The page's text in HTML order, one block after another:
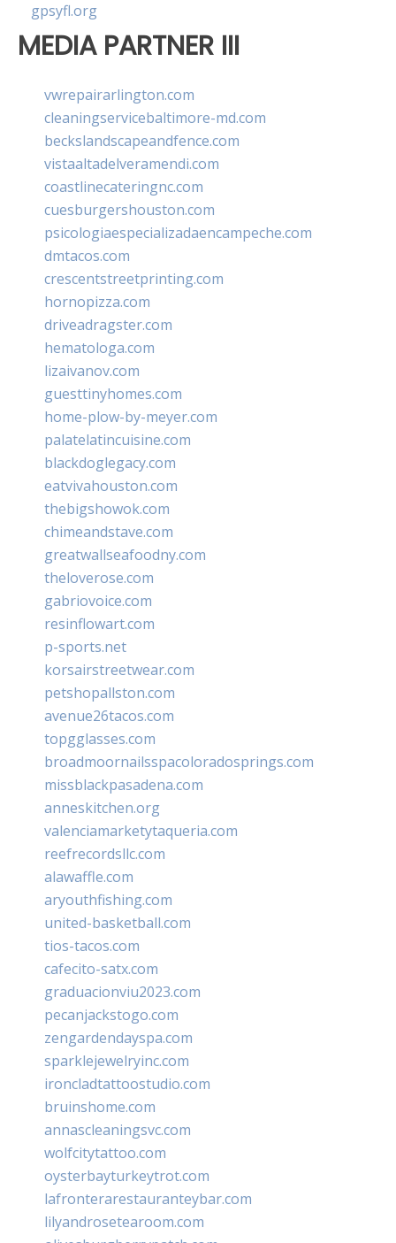
gpsyfl.org
MEDIA PARTNER III
vwrepairarlington.com
cleaningservicebaltimore-md.com
beckslandscapeandfence.com
vistaaltadelveramendi.com
coastlinecateringnc.com
cuesburgershouston.com
psicologiaespecializadaencampeche.com
dmtacos.com
crescentstreetprinting.com
hornopizza.com
driveadragster.com
hematologa.com
lizaivanov.com
guesttinyhomes.com
home-plow-by-meyer.com
palatelatincuisine.com
blackdoglegacy.com
eatvivahouston.com
thebigshowok.com
chimeandstave.com
greatwallseafoodny.com
theloverose.com
gabriovoice.com
resinflowart.com
p-sports.net
korsairstreetwear.com
petshopallston.com
avenue26tacos.com
topgglasses.com
broadmoornailsspacoloradosprings.com
missblackpasadena.com
anneskitchen.org
valenciamarketytaqueria.com
reefrecordsllc.com
alawaffle.com
aryouthfishing.com
united-basketball.com
tios-tacos.com
cafecito-satx.com
graduacionviu2023.com
pecanjackstogo.com
zengardendayspa.com
sparklejewelryinc.com
ironcladtattoostudio.com
bruinshome.com
annascleaningsvc.com
wolfcitytattoo.com
oysterbayturkeytrot.com
lafronterarestauranteybar.com
lilyandrosetearoom.com